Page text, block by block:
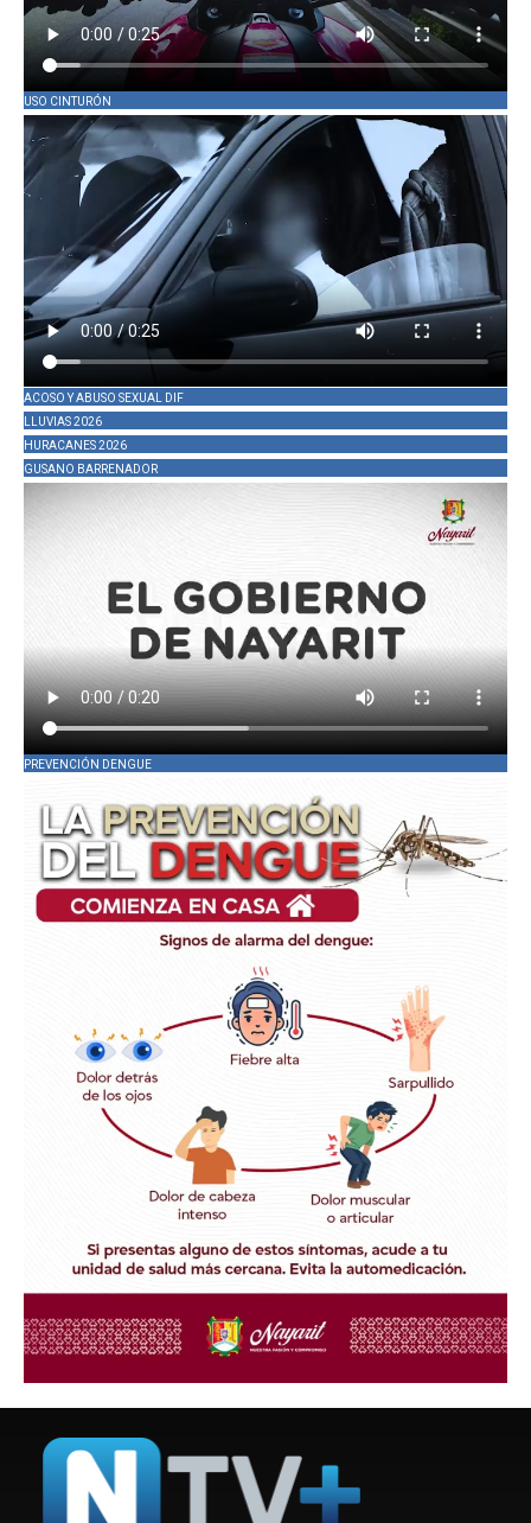
USO CINTURÓN
ACOSO Y ABUSO SEXUAL DIF
LLUVIAS 2026
HURACANES 2026
GUSANO BARRENADOR
PREVENCIÓN DENGUE